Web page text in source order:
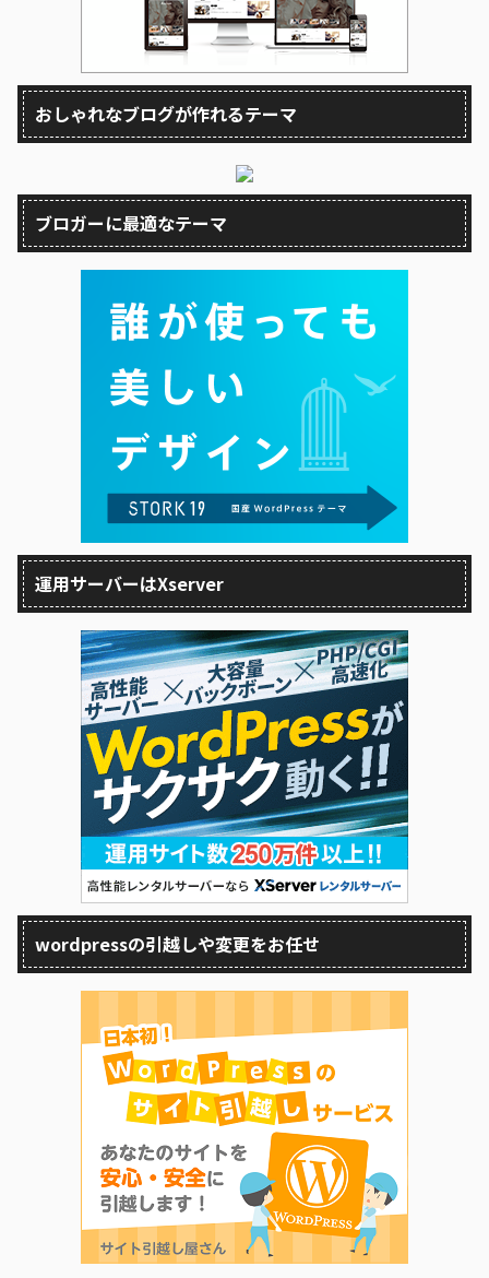
おしゃれなブログが作れるテーマ
ブロガーに最適なテーマ
運用サーバーはXserver
wordpressの引越しや変更をお任せ